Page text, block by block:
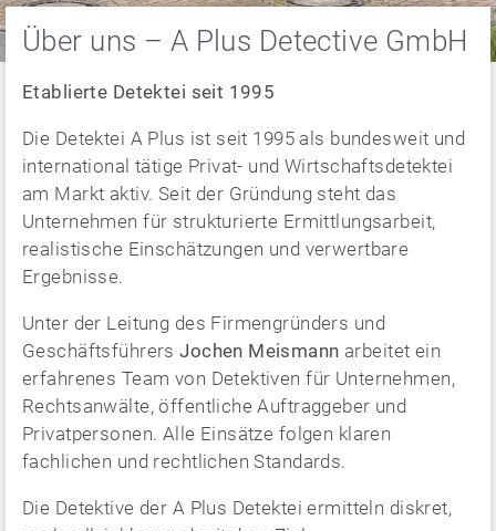
Über uns – A Plus Detective GmbH
Etablierte Detektei seit 1995
Die Detektei A Plus ist seit 1995 als bundesweit und
international tätige Privat- und Wirtschaftsdetektei
am Markt aktiv. Seit der Gründung steht das
Unternehmen für strukturierte Ermittlungsarbeit,
realistische Einschätzungen und verwertbare
Ergebnisse.
Unter der Leitung des Firmengründers und
GeschäftsführersJochen Meismannarbeitet ein
erfahrenes Team von Detektiven für Unternehmen,
Rechtsanwälte, öffentliche Auftraggeber und
Privatpersonen. Alle Einsätze folgen klaren
fachlichen und rechtlichen Standards.
Die Detektive der A Plus Detektei ermitteln diskret,